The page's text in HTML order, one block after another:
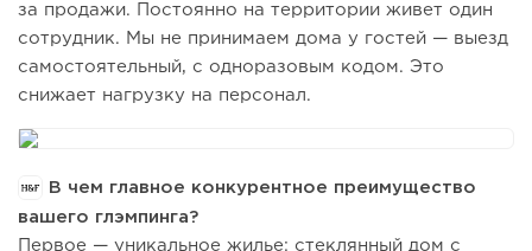
за продажи. Постоянно на территории живет один
сотрудник. Мы не принимаем дома у гостей — выезд
самостоятельный, с одноразовым кодом. Это
снижает нагрузку на персонал.
В чем главное конкурентное преимущество
вашего глэмпинга?
Первое — уникальное жилье: стеклянный дом с